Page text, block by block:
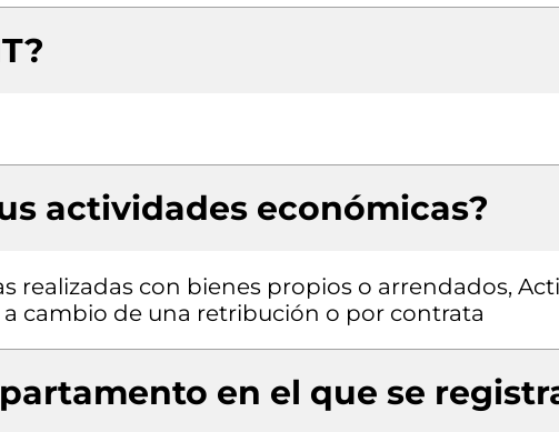
actividades económicas?
realizadas con bienes propios o arrendados,
cambio de una retribución o por contrata
en el que se